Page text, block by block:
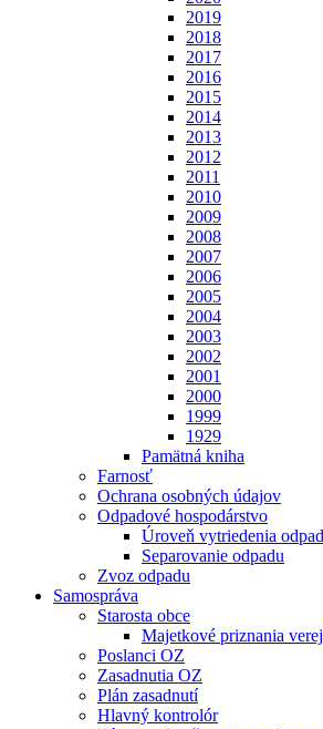
2019
2018
2017
2016
2015
2014
2013
2012
2011
2010
2009
2008
2007
2006
2005
2004
2003
2002
2001
2000
1999
1929
Pamätná kniha
Farnosť
Ochrana osobných údajov
Odpadové hospodárstvo
Úroveň vytriedenia
Separovanie odpadu
Zvoz odpadu
Samospráva
Starosta obce
Majetkové priznania
Poslanci OZ
Zasadnutia OZ
Plán zasadnutí
Hlavný kontrolór